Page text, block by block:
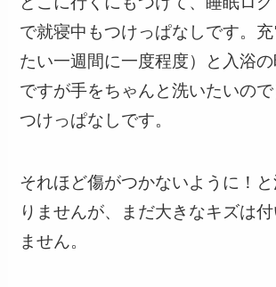
で就寝中もつけっぱなしです。
たい一週間に一度程度）と入浴
ですが手をちゃんと洗いたいの
つけっぱなしです。
それほど傷がつかないように！
りませんが、まだ大きなキズは
ません。